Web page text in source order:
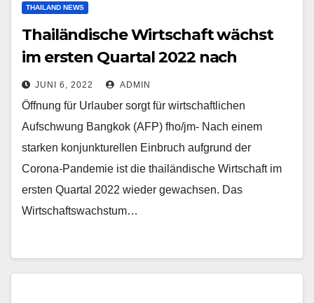
THAILAND NEWS
Thailändische Wirtschaft wächst
im ersten Quartal 2022 nach
Corona-Einbruch
JUNI 6, 2022 ADMIN
Öffnung für Urlauber sorgt für wirtschaftlichen
Aufschwung Bangkok (AFP) fho/jm- Nach einem
starken konjunkturellen Einbruch aufgrund der
Corona-Pandemie ist die thailändische Wirtschaft im
ersten Quartal 2022 wieder gewachsen. Das
Wirtschaftswachstum…